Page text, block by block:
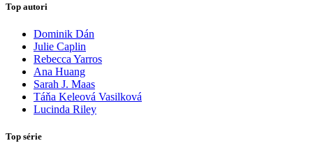
Top autori
Dominik Dán
Julie Caplin
Rebecca Yarros
Ana Huang
Sarah J. Maas
Táňa Keleová Vasilková
Lucinda Riley
Top série